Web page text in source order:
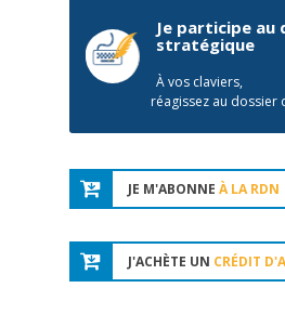
Je participe au
stratégique
À vos claviers,
réagissez au dossier
JE M'ABONNE À LA RDN
J'ACHÈTE UN CRÉDIT